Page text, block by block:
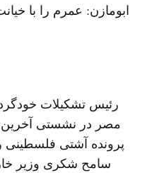
ابومازن: عمرم را با
رئیس تشکیلات
مصر در نشستی آخرین
پرونده آشتی فلسطینی
سامح شکری وزیر